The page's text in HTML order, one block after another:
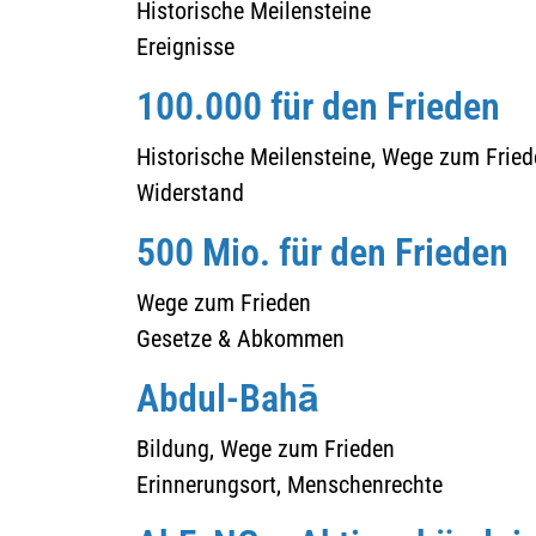
Historische Meilensteine
Ereignisse
100.000 für den Frieden
Historische Meilensteine, Wege zum
Widerstand
500 Mio. für den Frieden
Wege zum Frieden
Gesetze & Abkommen
Abdul-Bahā
Bildung, Wege zum Frieden
Erinnerungsort, Menschenrechte